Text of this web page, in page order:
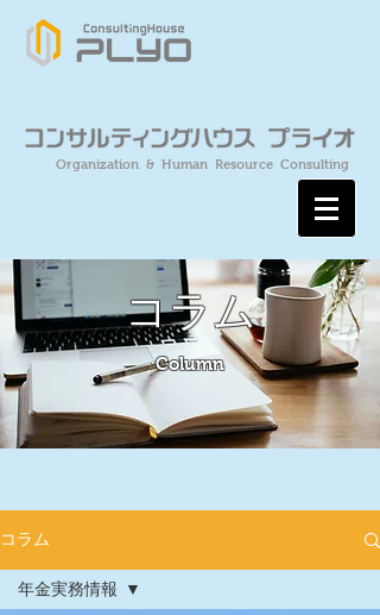
Organization & Human Resource Consulting
コラム
Column
コラム
年金実務情報